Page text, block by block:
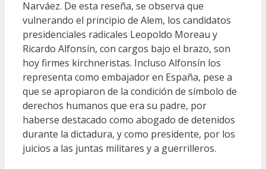
Narváez. De esta reseña, se observa que
vulnerando el principio de Alem, los candidatos
presidenciales radicales Leopoldo Moreau y
Ricardo Alfonsín, con cargos bajo el brazo, son
hoy firmes kirchneristas. Incluso Alfonsín los
representa como embajador en España, pese a
que se apropiaron de la condición de símbolo de
derechos humanos que era su padre, por
haberse destacado como abogado de detenidos
durante la dictadura, y como presidente, por los
juicios a las juntas militares y a guerrilleros.